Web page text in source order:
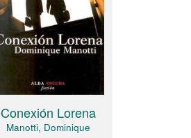
Conexión Lorena
Manotti, Dominique